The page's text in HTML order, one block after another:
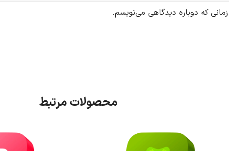
که دوباره دیدگاهی می‌نویسم.
محصولات مرتبط